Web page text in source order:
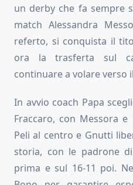
un derby che fa sempre
match Alessandra
referto, si conquista il
ora la trasferta sul
continuare a volare verso
In avvio coach Papa
Fraccaro, con Messora
Peli al centro e Gnutti
storia, con le padrone
prima e sul 16-11 poi.